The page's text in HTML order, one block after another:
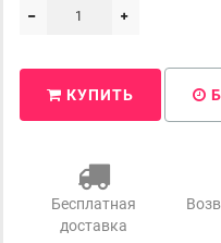
КУПИТЬ
Бесплатная
доставка